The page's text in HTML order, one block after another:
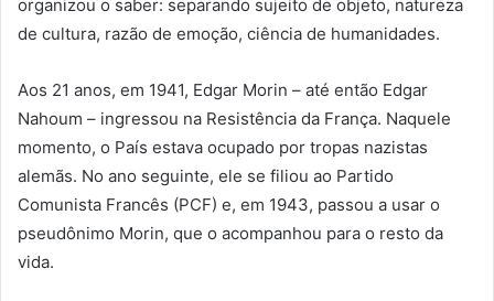
organizou o saber: separando sujeito de objeto, natureza
de cultura, razão de emoção, ciência de humanidades.
Aos 21 anos, em 1941, Edgar Morin – até então Edgar
Nahoum – ingressou na Resistência da França. Naquele
momento, o País estava ocupado por tropas nazistas
alemãs. No ano seguinte, ele se filiou ao Partido
Comunista Francês (PCF) e, em 1943, passou a usar o
pseudônimo Morin, que o acompanhou para o resto da
vida.